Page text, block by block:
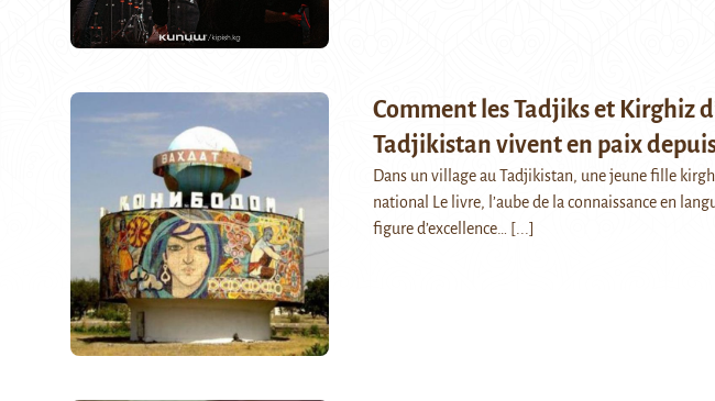
Comment les Tadjiks et Kirghiz
Tadjikistan vivent en paix
Dans un village au Tadjikistan, une jeune fille
national Le livre, l’aube de la connaissance en
figure d’excellence…
[...]